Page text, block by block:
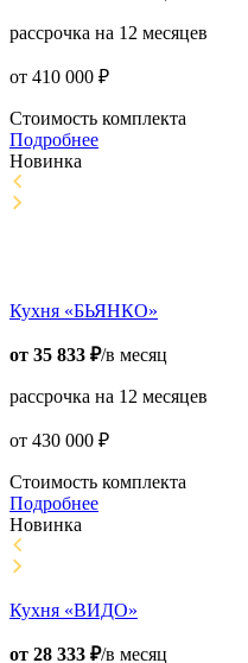
рассрочка на 12 месяцев
от 410 000 ₽
Стоимость комплекта
Подробнее
Новинка
Кухня «БЬЯНКО»
от 35 833 ₽/в месяц
рассрочка на 12 месяцев
от 430 000 ₽
Стоимость комплекта
Подробнее
Новинка
Кухня «ВИДО»
от 28 333 ₽/в месяц